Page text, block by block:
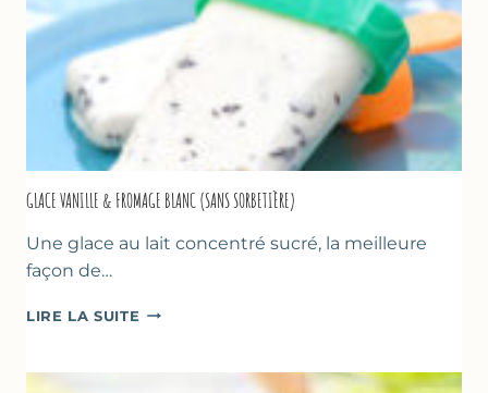
GLACE VANILLE & FROMAGE BLANC (SANS SORBETIÈRE)
Une glace au lait concentré sucré, la meilleure
façon de…
LIRE LA SUITE GLACE